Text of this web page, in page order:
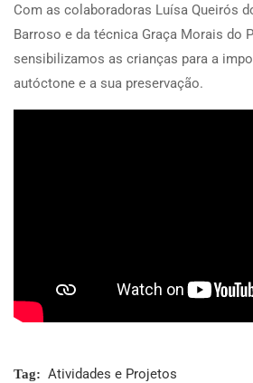
Com as colaboradoras Luísa Queirós
Barroso e da técnica Graça Morais do
sensibilizamos as crianças para a
autóctone e a sua preservação.
Tag: Atividades e Projetos